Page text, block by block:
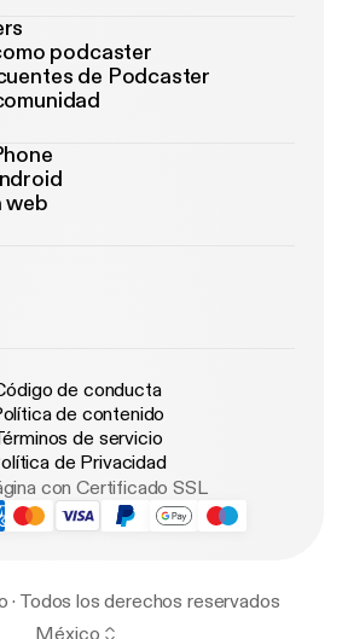
podcaster
de Podcaster
web
de conducta
de contenido
de servicio
de Privacidad
con Certificado SSL
Todos los derechos reservados
México